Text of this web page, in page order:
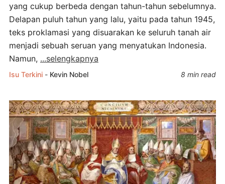
yang cukup berbeda dengan tahun-tahun sebelumnya.
Delapan puluh tahun yang lalu, yaitu pada tahun 1945,
teks proklamasi yang disuarakan ke seluruh tanah air
menjadi sebuah seruan yang menyatukan Indonesia.
Namun, ...selengkapnya
Isu Terkini - Kevin Nobel 8 min read